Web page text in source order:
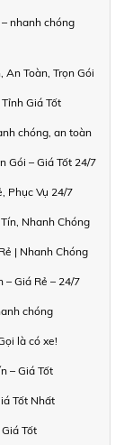
nhanh chóng
An Toàn, Trọn Gói
Giá Tốt
chóng, an toàn
Gói – Giá Tốt 24/7
Phục Vụ 24/7
Nhanh Chóng
| Nhanh Chóng
– Giá Rẻ – 24/7
chóng
là có xe!
– Giá Tốt
Tốt Nhất
Tốt